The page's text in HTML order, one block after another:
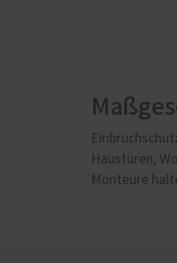
Haustüren,
Monteure